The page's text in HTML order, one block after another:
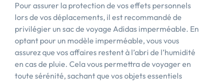
Pour assurer la protection de vos effets personnels
lors de vos déplacements, il est recommandé de
privilégier un sac de voyage Adidas imperméable. En
optant pour un modèle imperméable, vous vous
assurez que vos affaires restent à l’abri de l’humidité
en cas de pluie. Cela vous permettra de voyager en
toute sérénité, sachant que vos objets essentiels